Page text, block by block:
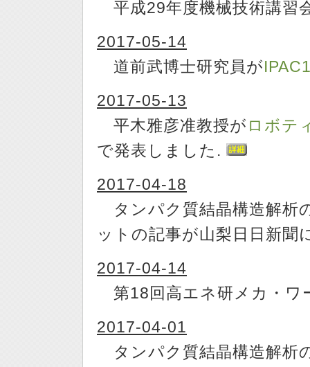
平成29年度機械技術講習
2017-05-14
道前武博士研究員が
2017-05-13
平木雅彦准教授が ロボテ
で発表しました.
2017-04-18
タンパク質結晶構造解析
ットの記事が山梨日日新
2017-04-14
第18回高エネ研メカ・ワ
2017-04-01
タンパク質結晶構造解析